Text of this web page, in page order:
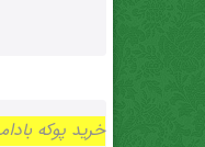
خرید پوکه بادامی،